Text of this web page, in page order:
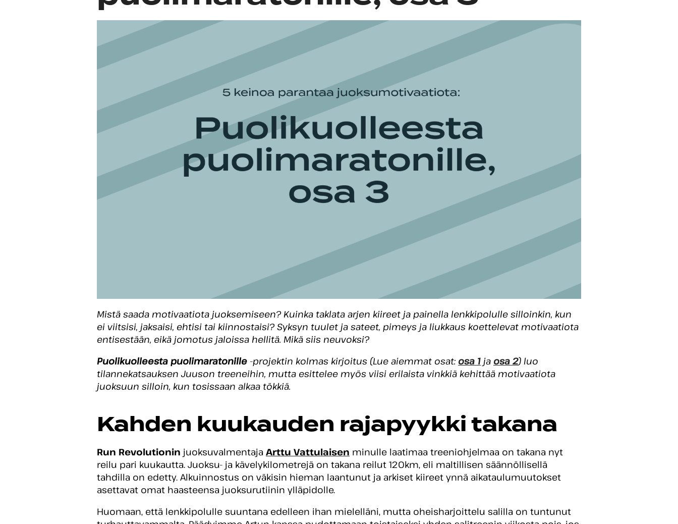
Mistä saada motivaatiota juoksemiseen? Kuinka taklata arjen kiireet ja painella lenkkipolulle silloinkin, kun
ei viitsisi, jaksaisi, ehtisi tai kiinnostaisi? Syksyn tuulet ja sateet, pimeys ja liukkaus koettelevat motivaatiota
entisestään, eikä jomotus jaloissa hellitä. Mikä siis neuvoksi?
Puolikuolleesta puolimaratonille ­-projektin kolmas kirjoitus (Lue aiemmat osat: osa 1 ja osa 2) luo
tilannekatsauksen Juuson treeneihin, mutta esittelee myös viisi erilaista vinkkiä kehittää motivaatiota
juoksuun silloin, kun tosissaan alkaa tökkiä.
Kahden kuukauden rajapyykki takana
Run Revolutionin juoksuvalmentaja Arttu Vattulaisen minulle laatimaa treeniohjelmaa on takana nyt
reilu pari kuukautta. Juoksu- ja kävelykilometrejä on takana reilut 120km, eli maltillisen säännöllisellä
tahdilla on edetty. Alkuinnostus on väkisin hieman laantunut ja arkiset kiireet ynnä aikataulumuutokset
asettavat omat haasteensa juoksurutiinin ylläpidolle.
Huomaan, että lenkkipolulle suuntana edelleen ihan mielelläni, mutta oheisharjoittelu salilla on tuntunut